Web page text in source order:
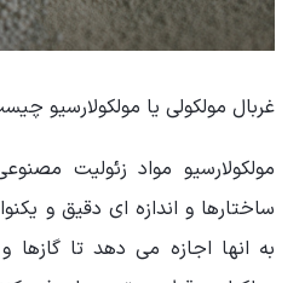
غربال مولکولی یا مولکولارسیو
مولکولارسیو مواد زئولیت
ساختارها و اندازه ای دقیق و
به انها اجازه می دهد تا گازها